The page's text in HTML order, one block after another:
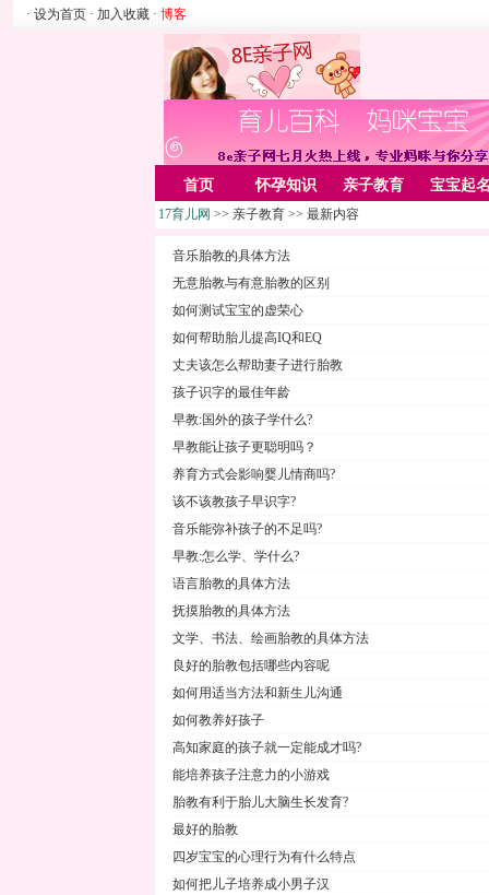
· 设为首页 · 加入收藏 · 博客
首页 怀孕知识 亲子教育 宝宝起
家居 亲子游戏 美容化装
17育儿网 >> 亲子教育 >> 最新内容
音乐胎教的具体方法
无意胎教与有意胎教的区别
如何测试宝宝的虚荣心
如何帮助胎儿提高IQ和EQ
丈夫该怎么帮助妻子进行胎教
孩子识字的最佳年龄
早教:国外的孩子学什么?
早教能让孩子更聪明吗？
养育方式会影响婴儿情商吗?
该不该教孩子早识字?
音乐能弥补孩子的不足吗?
早教:怎么学、学什么?
语言胎教的具体方法
抚摸胎教的具体方法
文学、书法、绘画胎教的具体方法
良好的胎教包括哪些内容呢
如何用适当方法和新生儿沟通
如何教养好孩子
高知家庭的孩子就一定能成才吗?
能培养孩子注意力的小游戏
胎教有利于胎儿大脑生长发育?
最好的胎教
四岁宝宝的心理行为有什么特点
如何把儿子培养成小男子汉